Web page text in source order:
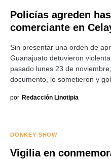
Policías agreden
comerciante en
Sin presentar una orden de
Guanajuato detuvieron
pasado lunes 23 de
documento, lo sometieron y
por Redacción Linotipia
DONKEY SHOW
Vigilia en